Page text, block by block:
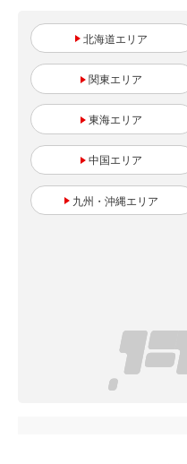
北海道
関東
東海
中国
九州・沖縄